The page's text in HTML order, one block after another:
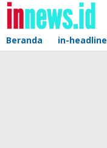
Lewati
konten
Beranda in-headline